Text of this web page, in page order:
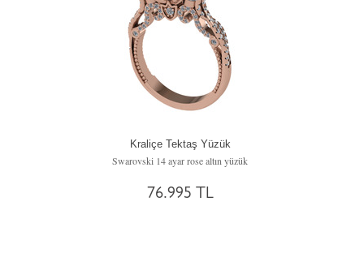
Kraliçe Tektaş Yüzük
Swarovski 14 ayar rose altın yüzük
76.995 TL